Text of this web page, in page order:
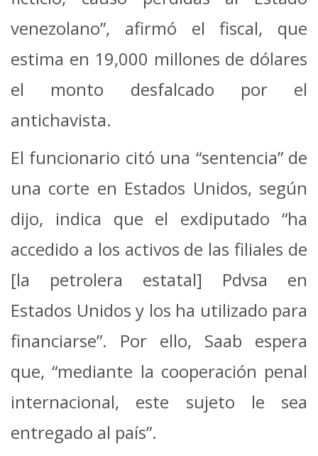
venezolano”, afirmó el fiscal, que
estima en 19,000 millones de dólares
el monto desfalcado por el
antichavista.
El funcionario citó una “sentencia” de
una corte en Estados Unidos, según
dijo, indica que el exdiputado “ha
accedido a los activos de las filiales de
[la petrolera estatal] Pdvsa en
Estados Unidos y los ha utilizado para
financiarse”. Por ello, Saab espera
que, “mediante la cooperación penal
internacional, este sujeto le sea
entregado al país”.